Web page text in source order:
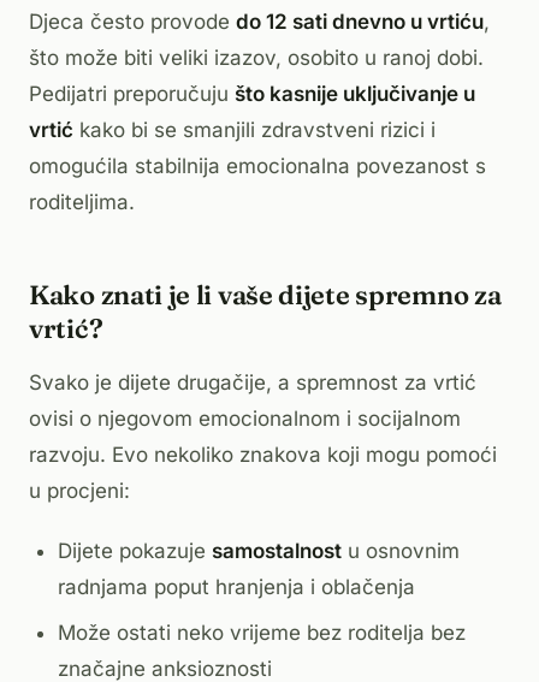
Djeca često provode do 12 sati dnevno u vrtiću,
što može biti veliki izazov, osobito u ranoj dobi.
Pedijatri preporučuju što kasnije uključivanje u
vrtić kako bi se smanjili zdravstveni rizici i
omogućila stabilnija emocionalna povezanost s
roditeljima.
Kako znati je li vaše dijete spremno za
vrtić?
Svako je dijete drugačije, a spremnost za vrtić
ovisi o njegovom emocionalnom i socijalnom
razvoju. Evo nekoliko znakova koji mogu pomoći
u procjeni:
Dijete pokazuje samostalnost u osnovnim
radnjama poput hranjenja i oblačenja
Može ostati neko vrijeme bez roditelja bez
značajne anksioznosti